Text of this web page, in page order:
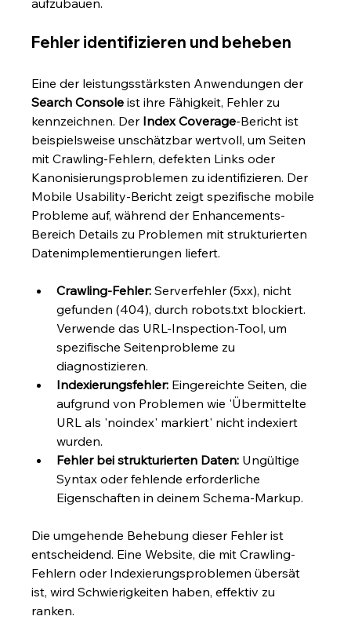
Fehler identifizieren und beheben
Eine der leistungsstärksten Anwendungen der
Search Console ist ihre Fähigkeit, Fehler zu
kennzeichnen. Der Index Coverage-Bericht ist
beispielsweise unschätzbar wertvoll, um Seiten
mit Crawling-Fehlern, defekten Links oder
Kanonisierungsproblemen zu identifizieren. Der
Mobile Usability-Bericht zeigt spezifische mobile
Probleme auf, während der Enhancements-
Bereich Details zu Problemen mit strukturierten
Datenimplementierungen liefert.
Crawling-Fehler: Serverfehler (5xx), nicht
gefunden (404), durch robots.txt blockiert.
Verwende das URL-Inspection-Tool, um
spezifische Seitenprobleme zu
diagnostizieren.
Indexierungsfehler: Eingereichte Seiten, die
aufgrund von Problemen wie 'Übermittelte
URL als 'noindex' markiert' nicht indexiert
wurden.
Fehler bei strukturierten Daten: Ungültige
Syntax oder fehlende erforderliche
Eigenschaften in deinem Schema-Markup.
Die umgehende Behebung dieser Fehler ist
entscheidend. Eine Website, die mit Crawling-
Fehlern oder Indexierungsproblemen übersät
ist, wird Schwierigkeiten haben, effektiv zu
ranken.